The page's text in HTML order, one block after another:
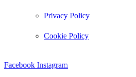
Privacy Policy
Cookie Policy
Facebook Instagram